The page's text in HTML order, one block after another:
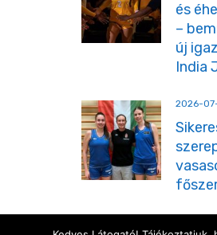
és
–
új
India
2026-